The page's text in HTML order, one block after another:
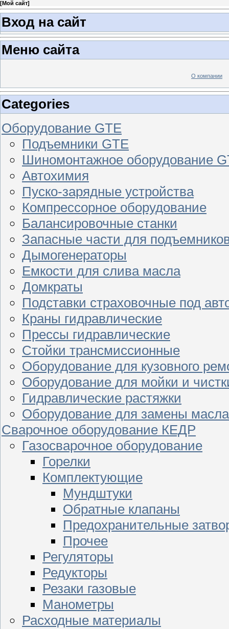
[Мой сайт]
Вход на сайт
Меню сайта
О компании
Categories
Оборудование GTE
Подъемники GTE
Шиномонтажное оборудование
Автохимия
Пуско-зарядные устройства
Компрессорное оборудование
Балансировочные станки
Запасные части для
Дымогенераторы
Емкости для слива масла
Домкраты
Подставки страховочные под
Краны гидравлические
Прессы гидравлические
Стойки трансмиссионные
Оборудование для кузовного
Оборудование для мойки и
Гидравлические растяжки
Оборудование для замены масла
Сварочное оборудование КЕДР
Газосварочное оборудование
Горелки
Комплектующие
Мундштуки
Обратные клапаны
Предохранительные
Прочее
Регуляторы
Редукторы
Резаки газовые
Манометры
Расходные материалы